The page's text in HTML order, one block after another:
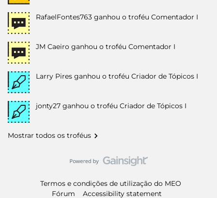
RafaelFontes763 ganhou o troféu Comentador I
JM Caeiro ganhou o troféu Comentador I
Larry Pires ganhou o troféu Criador de Tópicos I
jonty27 ganhou o troféu Criador de Tópicos I
Mostrar todos os troféus
Termos e condições de utilização do MEO
Fórum
Accessibility statement